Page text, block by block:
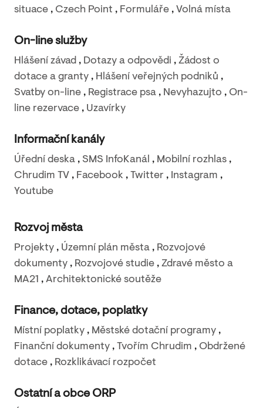
situace , Czech Point , Formuláře , Volná místa
On-line služby
Hlášení závad , Dotazy a odpovědi , Žádost o
dotace a granty , Hlášení veřejných podniků ,
Svatby on-line , Registrace psa , Nevyhazujto , On-
line rezervace , Uzavírky
Informační kanály
Úřední deska , SMS InfoKanál , Mobilní rozhlas ,
Chrudim TV , Facebook , Twitter , Instagram ,
Youtube
Rozvoj města
Projekty , Územní plán města , Rozvojové
dokumenty , Rozvojové studie , Zdravé město a
MA21 , Architektonické soutěže
Finance, dotace, poplatky
Místní poplatky , Městské dotační programy ,
Finanční dokumenty , Tvořím Chrudim , Obdržené
dotace , Rozklikávací rozpočet
Ostatní a obce ORP